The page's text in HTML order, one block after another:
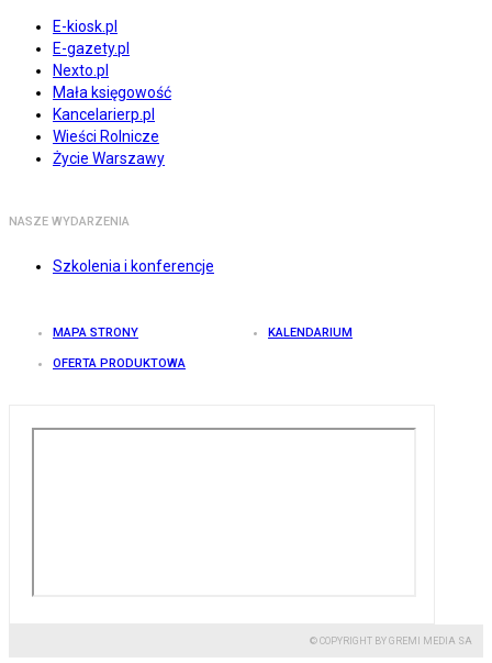
E-kiosk.pl
E-gazety.pl
Nexto.pl
Mała księgowość
Kancelarierp.pl
Wieści Rolnicze
Życie Warszawy
NASZE WYDARZENIA
Szkolenia i konferencje
MAPA STRONY KALENDARIUM
OFERTA PRODUKTOWA
© COPYRIGHT BY GREMI MEDIA SA